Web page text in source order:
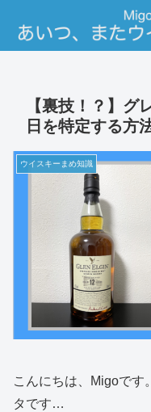
【裏技！？】グ
日を特定する方
ウイスキーまめ知識
こんにちは、Migoです
タです…